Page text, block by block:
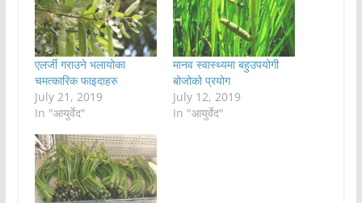
एलर्जी गराउने भलायोका
चमत्कारिक फाइदाहरु
July 21, 2019
In "आयुर्वेद"
मानव स्वास्थ्यमा बहुउपयोगी
बोजोको प्रयोग
July 12, 2019
In "आयुर्वेद"